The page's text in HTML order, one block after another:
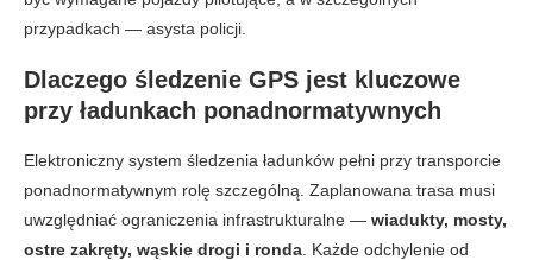
przypadkach — asysta policji.
Dlaczego śledzenie GPS jest kluczowe
przy ładunkach ponadnormatywnych
Elektroniczny system śledzenia ładunków pełni przy transporcie
ponadnormatywnym rolę szczególną. Zaplanowana trasa musi
uwzględniać ograniczenia infrastrukturalne — wiadukty, mosty,
ostre zakręty, wąskie drogi i ronda . Każde odchylenie od